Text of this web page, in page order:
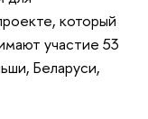
который
участие 53
Беларуси,